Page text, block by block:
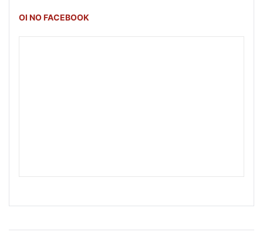
OI NO FACEBOOK